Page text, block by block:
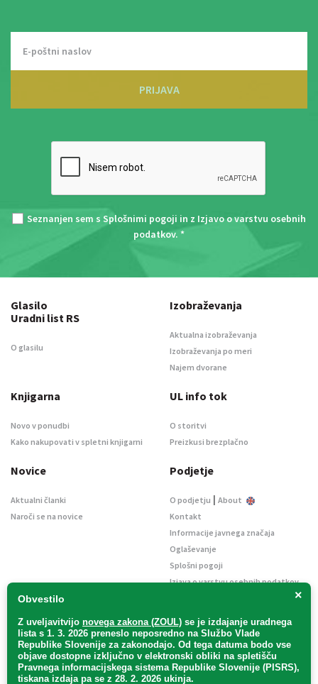
PRIJAVA
Seznanjen sem s Splošnimi pogoji in z Izjavo o varstvu osebnih
podatkov. *
×
Obvestilo
Z uveljavitvijo novega zakona (ZOUL) se je izdajanje uradnega
lista s 1. 3. 2026 preneslo neposredno na Službo Vlade
Republike Slovenije za zakonodajo. Od tega datuma bodo vse
objave dostopne izključno v elektronski obliki na spletišču
Pravnega informacijskega sistema Republike Slovenije (PISRS),
tiskana izdaja pa se z 28. 2. 2026 ukinja.
Glasilo
Uradni list RS
O glasilu
Izobraževanja
Aktualna izobraževanja
Izobraževanja po meri
Najem dvorane
Knjigarna
Novo v ponudbi
Kako nakupovati v spletni knjigarni
UL info tok
O storitvi
Preizkusi brezplačno
Novice
Aktualni članki
Naroči se na novice
Podjetje
O podjetju | About
Kontakt
Informacije javnega značaja
Oglaševanje
Splošni pogoji
Izjava o varstvu osebnih podatkov
Uradni list d. o. o. – v likvidaciji / Vse pravice pridržane.